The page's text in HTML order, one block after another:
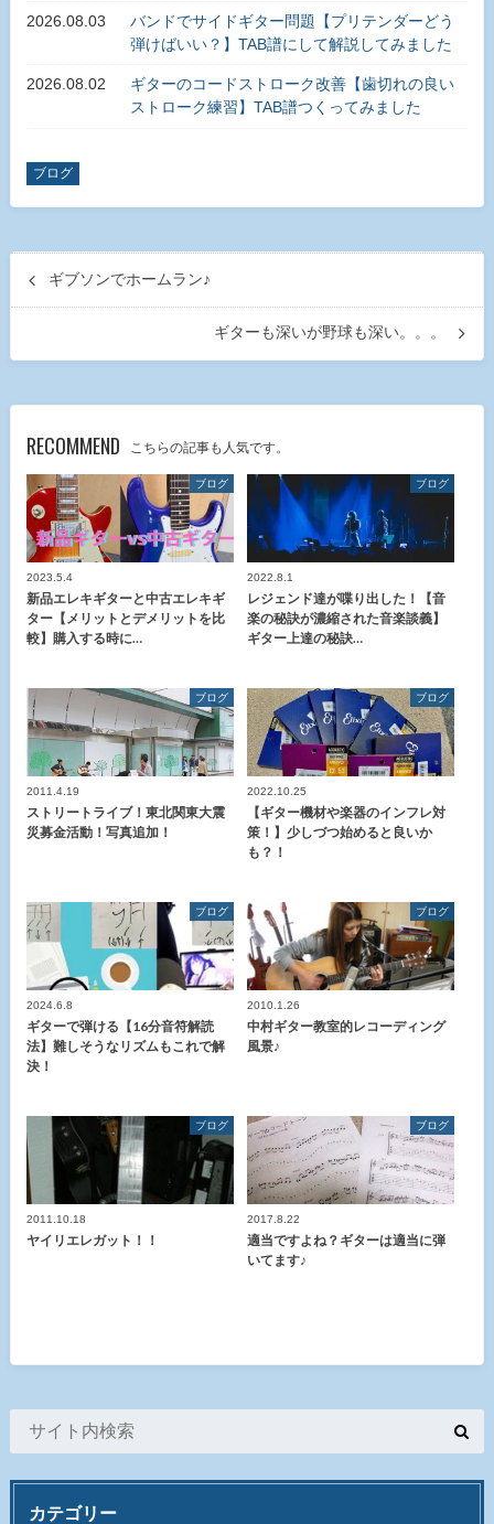
2026.08.03
バンドでサイドギター問題【プリテンダーどう
弾けばいい？】TAB譜にして解説してみました
2026.08.02
ギターのコードストローク改善【歯切れの良い
ストローク練習】TAB譜つくってみました
ブログ
ギブソンでホームラン♪
ギターも深いが野球も深い。。。
RECOMMEND こちらの記事も人気です。
ブログ
2023.5.4
新品エレキギターと中古エレキギ
ター【メリットとデメリットを比
較】購入する時に…
ブログ
2022.8.1
レジェンド達が喋り出した！【音
楽の秘訣が濃縮された音楽談義】
ギター上達の秘訣…
ブログ
2011.4.19
ストリートライブ！東北関東大震
災募金活動！写真追加！
ブログ
2022.10.25
【ギター機材や楽器のインフレ対
策！】少しづつ始めると良いか
も？！
ブログ
2024.6.8
ギターで弾ける【16分音符解読
法】難しそうなリズムもこれで解
決！
ブログ
2010.1.26
中村ギター教室的レコーディング
風景♪
ブログ
2011.10.18
ヤイリエレガット！！
ブログ
2017.8.22
適当ですよね？ギターは適当に弾
いてます♪
カテゴリー